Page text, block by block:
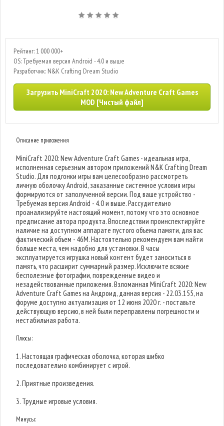
Рейтинг: 1 000 000+
OS: Требуемая версия Android - 4.0 и выше
Разработчик: N&K Crafting Dream Studio
Загрузить MiniCraft 2020: New Adventure Craft Games
MOD [Чистый файл]
Описание приложения
MiniCraft 2020: New Adventure Craft Games - идеальная игра,
исполненная серьезным автором приложений N&K Crafting Dream
Studio. Для подгонки игры вам целесообразно рассмотреть
личную оболочку Android, заказанные системное условия игры
формируются от заполученной версии. Под ваше устройство -
Требуемая версия Android - 4.0 и выше. Рассудительно
проанализируйте настоящий момент, потому что это основное
предписание автора продукта. Впоследствии проинспектируйте
наличие на доступном аппарате пустого объема памяти, для вас
фактический объем - 46M. Настоятельно рекомендуем вам найти
больше места, чем надобно для установки. В часы
эксплуатируется игрушка новый контент будет заноситься в
память, что расширит суммарный размер. Исключите всякие
бесполезные фотографии, поврежденные видео и
незадействованные приложения. Взломанная MiniCraft 2020: New
Adventure Craft Games на Андроид, данная версия - 22.03.155, на
форуме доступно актуализация от 12 июня 2020 г. - поставьте
действующую версию, в ней были переправлены погрешности и
нестабильная работа.
Плюсы:
1. Настоящая графическая оболочка, которая шибко
последовательно комбинирует с игрой.
2. Приятные произведения.
3. Трудные игровые условия.
Минусы: